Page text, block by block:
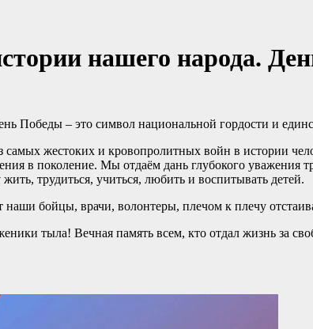
нашего народа.
Победы – это символ национальной гордости и
самых жестоких и кровопролитных войн в истории
в поколение. Мы отдаём дань глубокого
трудиться, учиться, любить и воспитывать детей.
бойцы, врачи, волонтеры, плечом к плечу
тыла! Вечная память всем, кто отдал жизнь за